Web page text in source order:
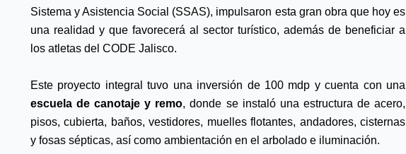
Sistema y Asistencia Social (SSAS), impulsaron esta gran obra que hoy es
una realidad y que favorecerá al sector turístico, además de beneficiar a
los atletas del CODE Jalisco.
escuela de canotaje y remo, donde se instaló una estructura de acero,
pisos, cubierta, baños, vestidores, muelles flotantes, andadores, cisternas
y fosas sépticas, así como ambientación en el arbolado e iluminación.